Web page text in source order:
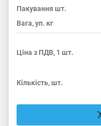
Пакування шт.
Вага, уп. кг
Ціна з ПДВ, 1 шт.
Кількість, шт.